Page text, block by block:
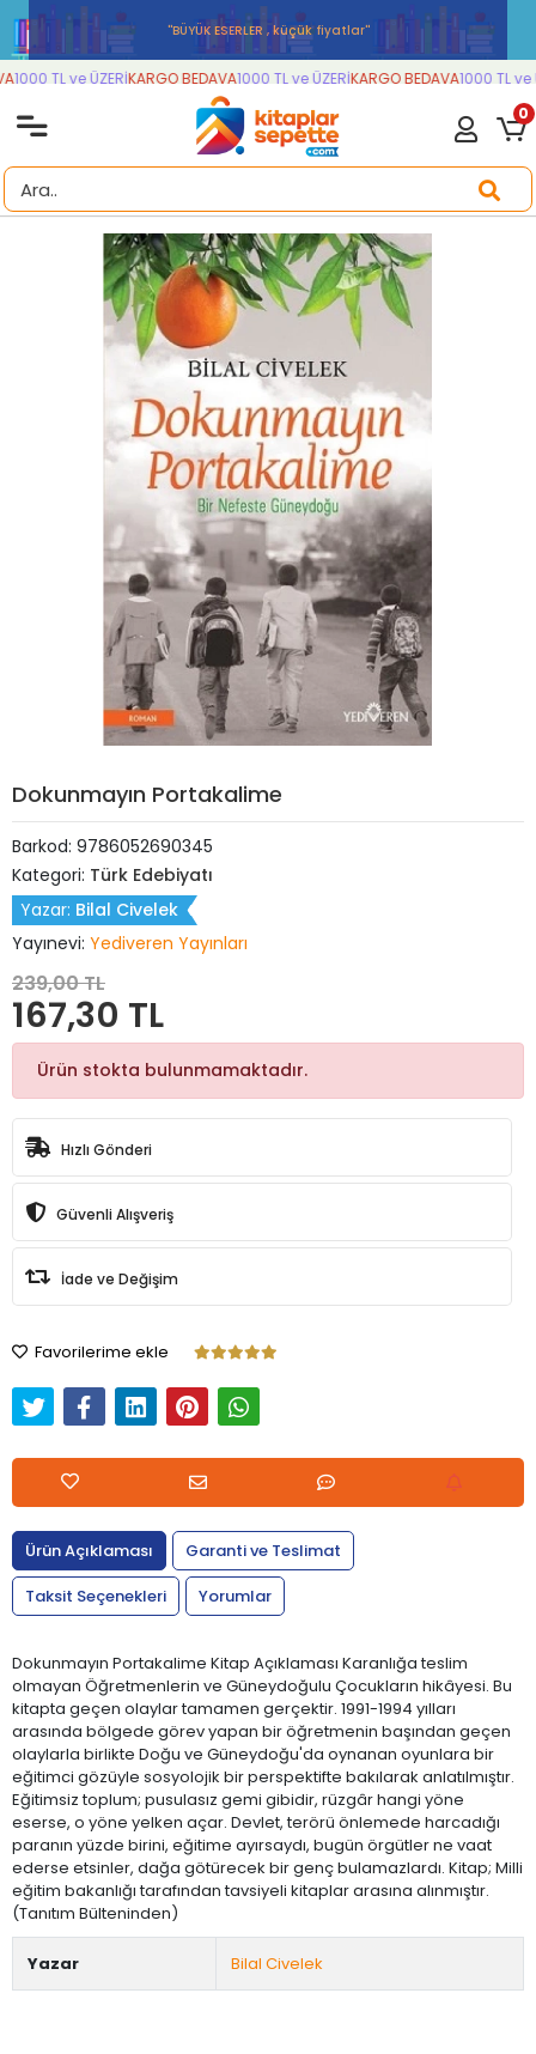
''BÜYÜK ESERLER , küçük fiyatlar''
1000 TL ve ÜZERİKARGO BEDAVA1000 TL ve ÜZERİKARGO BEDAVA1000 TL ve
0
Dokunmayın Portakalime
Barkod: 9786052690345
Kategori: Türk Edebiyatı
Yazar: Bilal Civelek
Yayınevi: Yediveren Yayınları
239,00 TL
167,30 TL
Ürün stokta bulunmamaktadır.
Hızlı Gönderi
Güvenli Alışveriş
İade ve Değişim
Favorilerime ekle
Ürün Açıklaması
Garanti ve Teslimat
Taksit Seçenekleri
Yorumlar
Dokunmayın Portakalime Kitap Açıklaması Karanlığa teslim
olmayan Öğretmenlerin ve Güneydoğulu Çocukların hikâyesi. Bu
kitapta geçen olaylar tamamen gerçektir. 1991-1994 yılları
arasında bölgede görev yapan bir öğretmenin başından geçen
olaylarla birlikte Doğu ve Güneydoğu'da oynanan oyunlara bir
eğitimci gözüyle sosyolojik bir perspektifte bakılarak anlatılmıştır.
Eğitimsiz toplum; pusulasız gemi gibidir, rüzgâr hangi yöne
eserse, o yöne yelken açar. Devlet, terörü önlemede harcadığı
paranın yüzde birini, eğitime ayırsaydı, bugün örgütler ne vaat
ederse etsinler, dağa götürecek bir genç bulamazlardı. Kitap; Milli
eğitim bakanlığı tarafından tavsiyeli kitaplar arasına alınmıştır.
(Tanıtım Bülteninden)
Yazar Bilal Civelek